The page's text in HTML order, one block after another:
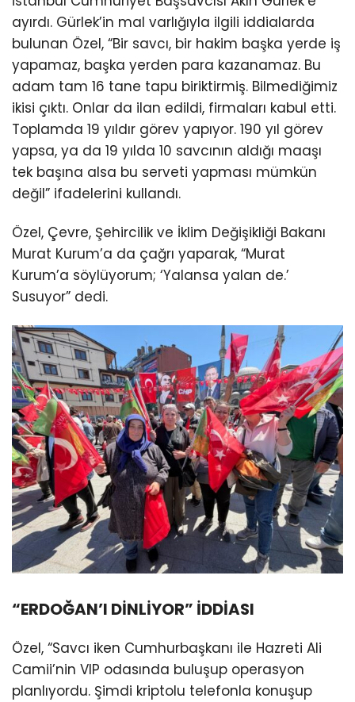
ayırdı. Gürlek’in mal varlığıyla ilgili iddialarda
bulunan Özel, “Bir savcı, bir hakim başka yerde iş
yapamaz, başka yerden para kazanamaz. Bu
adam tam 16 tane tapu biriktirmiş. Bilmediğimiz
ikisi çıktı. Onlar da ilan edildi, firmaları kabul etti.
Toplamda 19 yıldır görev yapıyor. 190 yıl görev
yapsa, ya da 19 yılda 10 savcının aldığı maaşı
tek başına alsa bu serveti yapması mümkün
değil” ifadelerini kullandı.
Özel, Çevre, Şehircilik ve İklim Değişikliği Bakanı
Murat Kurum’a da çağrı yaparak, “Murat
Kurum’a söylüyorum; ‘Yalansa yalan de.’
Susuyor” dedi.
“ERDOĞAN’I DİNLİYOR” İDDİASI
Özel, “Savcı iken Cumhurbaşkanı ile Hazreti Ali
Camii’nin VIP odasında buluşup operasyon
planlıyordu. Şimdi kriptolu telefonla konuşup